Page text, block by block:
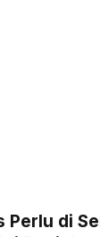
Perlu di